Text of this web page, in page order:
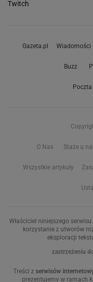
Twitch
Gazeta.pl Wiadomości
Buzz
Poczta
O Nas Staże u
Wszystkie artykuły
Właściciel niniejszego
korzystanie z utworów
eksploracji
zastrzeżeniu
Treści z serwisów
prezentujemy w ramach